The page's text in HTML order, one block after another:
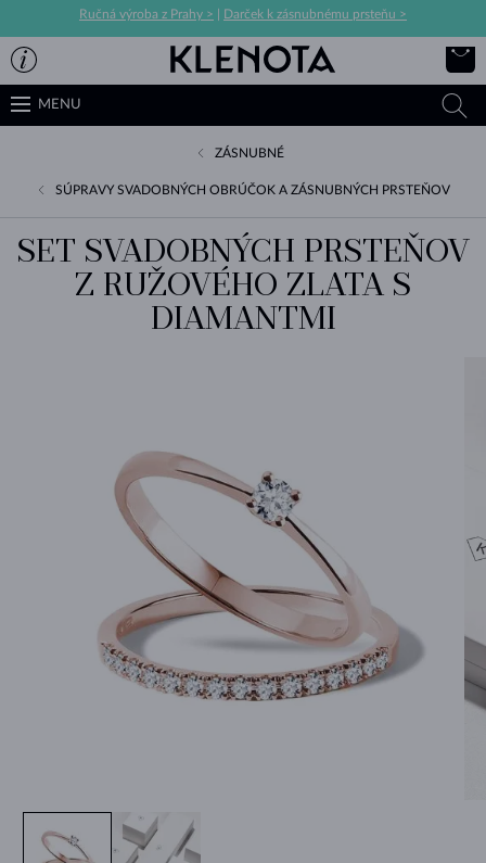
Ručná výroba z Prahy > Darček k zásnubnému prsteňu >
MENU
ZÁSNUBNÉ
SÚPRAVY SVADOBNÝCH OBRÚČOK A ZÁSNUBNÝCH PRSTEŇOV
SET SVADOBNÝCH PRSTEŇOV
Z RUŽOVÉHO ZLATA S
DIAMANTMI